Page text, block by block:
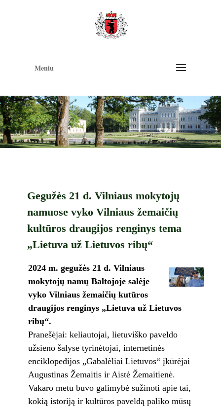
Meniu
Gegužės 21 d. Vilniaus mokytojų
namuose vyko Vilniaus žemaičių
kultūros draugijos renginys tema
„Lietuva už Lietuvos ribų“
2024 m. gegužės 21 d. Vilniaus
mokytojų namų Baltojoje salėje
vyko Vilniaus žemaičių kutūros
draugijos renginys „Lietuva už Lietuvos
ribų“.
Pranešėjai: keliautojai, lietuviško paveldo
užsieno šalyse tyrinėtojai, internetinės
enciklopedijos „Gabalėliai Lietuvos“ įkūrėjai
Augustinas Žemaitis ir Aistė Žemaitienė.
Vakaro metu buvo galimybė sužinoti apie tai,
kokią istoriją ir kultūros paveldą paliko mūsų